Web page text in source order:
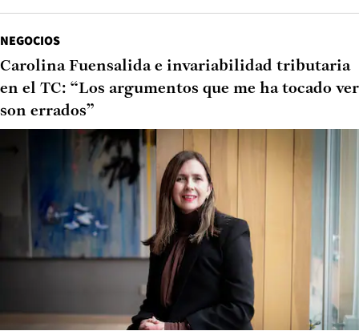
NEGOCIOS
Carolina Fuensalida e invariabilidad tributaria
en el TC: “Los argumentos que me ha tocado ver
son errados”